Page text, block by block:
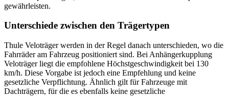
gewährleisten.
Unterschiede zwischen den Trägertypen
Thule Veloträger werden in der Regel danach unterschieden, wo die
Fahrräder am Fahrzeug positioniert sind. Bei Anhängerkupplung
Veloträger liegt die empfohlene Höchstgeschwindigkeit bei 130
km/h. Diese Vorgabe ist jedoch eine Empfehlung und keine
gesetzliche Verpflichtung. Ähnlich gilt für Fahrzeuge mit
Dachträgern, für die es ebenfalls keine gesetzliche